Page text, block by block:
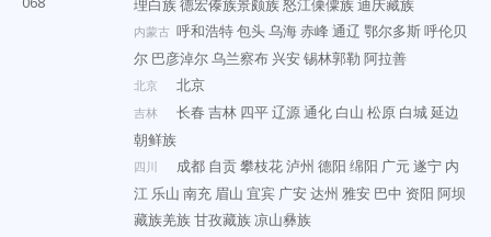
理白族德宏傣族景颇族怒江傈僳族迪庆藏族
内蒙古 呼和浩特包头乌海赤峰通辽 鄂尔多斯呼伦贝
尔 巴彦淖尔乌兰察布 兴安锡林郭勒 阿拉善
北京 北京
吉林 长春 吉林 四平辽源通化 白山 松原 白城延边
朝鲜族
四川 成都 自贡攀枝花泸州 德阳 绵阳 广元遂宁 内
江 乐山 南充 眉山 宜宾 广安达州 雅安 巴中 资阳 阿坝
藏族羌族甘孜藏族凉山彝族